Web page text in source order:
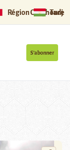
Région Ouïghoure
S’abonner